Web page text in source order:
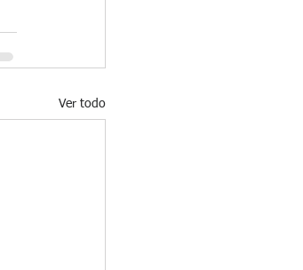
Ver todo